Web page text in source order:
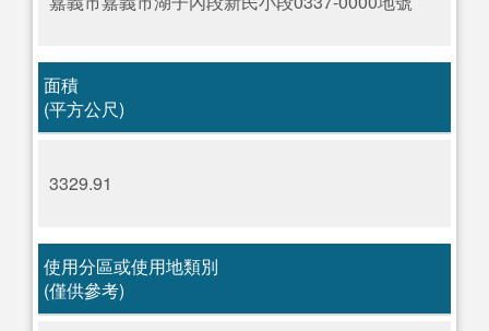
面積
(平方公尺)
3329.91
使用分區或使用地類別
(僅供參考)